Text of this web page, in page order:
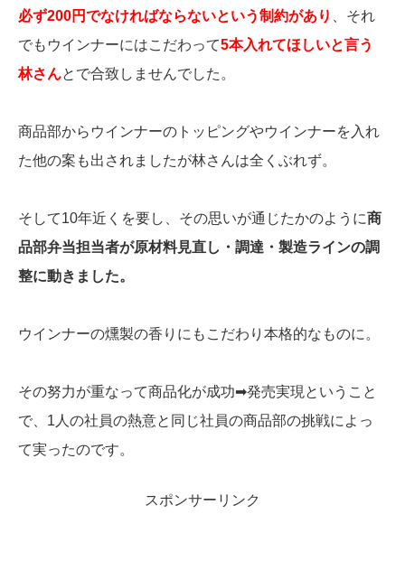
必ず200円でなければならないという制約があり
、それ
でもウインナーにはこだわって5本入れてほしいと言う
林さんとで合致しませんでした。
商品部からウインナーのトッピングやウインナーを入れ
た他の案も出されましたが林さんは全くぶれず。
そして10年近くを要し、その思いが通じたかのように商
品部弁当担当者が原材料見直し・調達・製造ラインの調
整に動きました。
ウインナーの燻製の香りにもこだわり本格的なものに。
その努力が重なって商品化が成功➡発売実現ということ
で、1人の社員の熱意と同じ社員の商品部の挑戦によっ
て実ったのです。
スポンサーリンク